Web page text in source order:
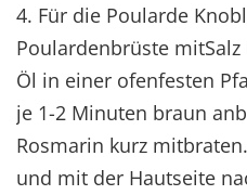
4. Für die Poularde
Poulardenbrüste
Öl in einer ofenfesten
je 1-2 Minuten braun
Rosmarin kurz
und mit der Hautseite